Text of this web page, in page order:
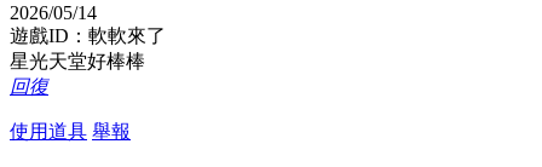
2026/05/14
遊戲ID：軟軟來了
星光天堂好棒棒
回復
使用道具 舉報